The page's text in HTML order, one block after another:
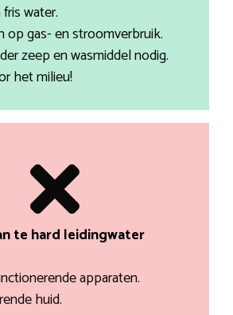
water.
op gas- en stroomverbruik.
zeep en wasmiddel nodig.
het milieu!
te hard leidingwater
apparaten.
huid.